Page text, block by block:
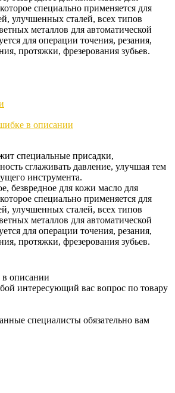
специально применяется для
улучшенных сталей, всех типов
металлов для автоматической
для операции точения, резания,
протяжки, фрезерования зубьев.
в описании
специальные присадки,
сглаживать давление, улучшая тем
инструмента.
безвредное для кожи масло для
специально применяется для
улучшенных сталей, всех типов
металлов для автоматической
для операции точения, резания,
протяжки, фрезерования зубьев.
описании
интересующий вас вопрос по товару
специалисты обязательно вам